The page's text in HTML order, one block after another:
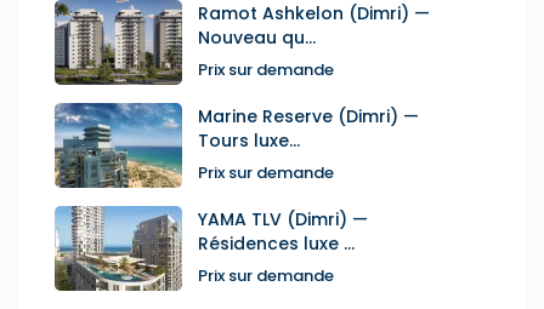
Ramot Ashkelon (Dimri) —
Nouveau qu...
Prix sur demande
Marine Reserve (Dimri) —
Tours luxe...
Prix sur demande
YAMA TLV (Dimri) —
Résidences luxe ...
Prix sur demande